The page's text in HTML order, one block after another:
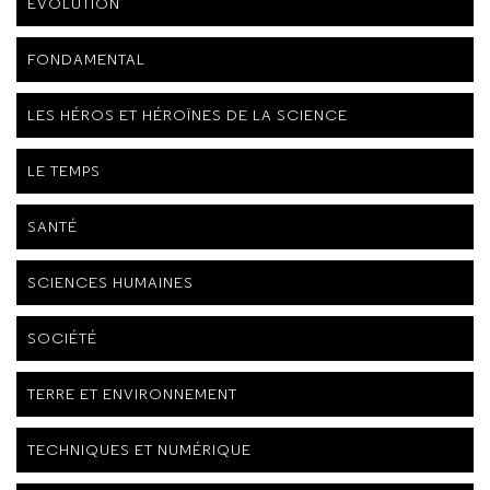
FONDAMENTAL
LES HÉROS ET HÉROÏNES DE LA SCIENCE
LE TEMPS
SANTÉ
SCIENCES HUMAINES
SOCIÉTÉ
TERRE ET ENVIRONNEMENT
TECHNIQUES ET NUMÉRIQUE